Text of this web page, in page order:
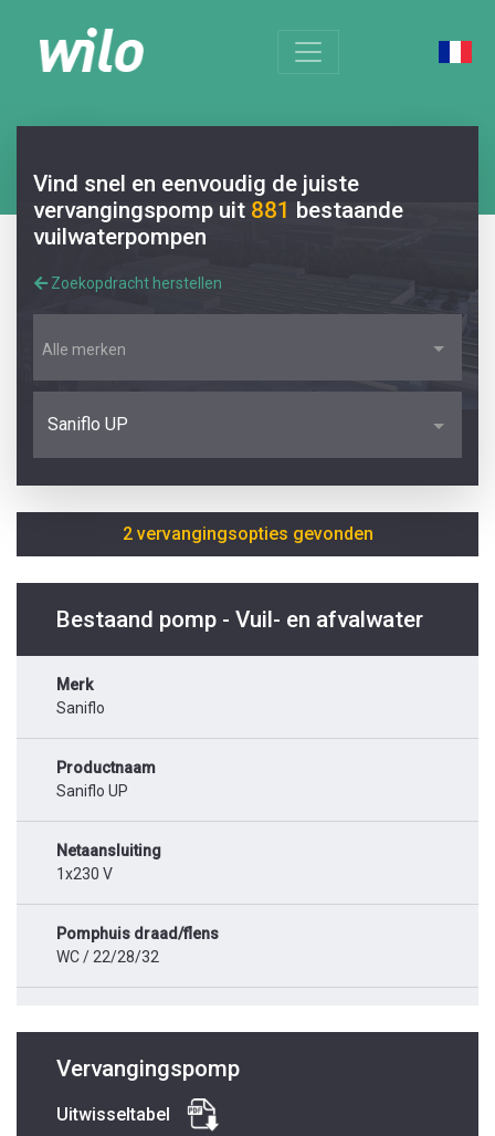
Vind snel en eenvoudig de juiste
vervangingspomp uit 881 bestaande
vuilwaterpompen
Zoekopdracht herstellen
Alle merken
Saniflo UP
2 vervangingsopties gevonden
Bestaand pomp - Vuil- en afvalwater
Merk
Saniflo
Productnaam
Saniflo UP
Netaansluiting
1x230 V
Pomphuis draad/flens
WC / 22/28/32
Vervangingspomp
Uitwisseltabel